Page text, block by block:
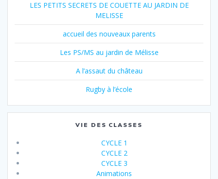
LES PETITS SECRETS DE COUETTE AU JARDIN DE
MELISSE
accueil des nouveaux parents
Les PS/MS au jardin de Mélisse
A l’assaut du château
Rugby à l’école
VIE DES CLASSES
CYCLE 1
CYCLE 2
CYCLE 3
Animations